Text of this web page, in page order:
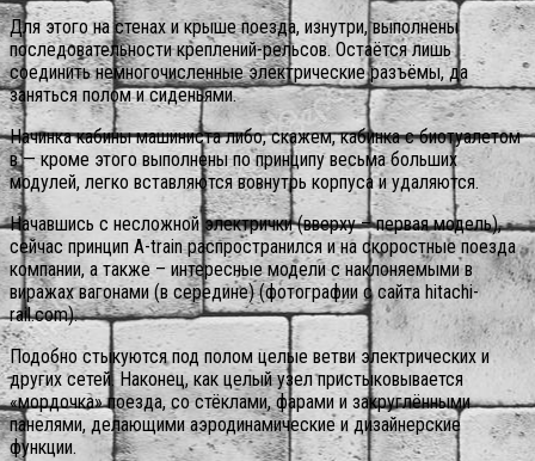
Для этого на стенах и крыше поезда, изнутри, выполнены
последовательности креплений-рельсов. Остаётся лишь
соединить немногочисленные электрические разъёмы, да
заняться полом и сиденьями.
Начинка кабины машиниста либо, скажем, кабинка с биотуалетом
в — кроме этого выполнены по принципу весьма больших
модулей, легко вставляются вовнутрь корпуса и удаляются.
Начавшись с несложной электрички (вверху – первая модель),
сейчас принцип A-train распространился и на скоростные поезда
компании, а также – интересные модели с наклоняемыми в
виражах вагонами (в середине) (фотографии с сайта hitachi-
rail.com).
Подобно стыкуются под полом целые ветви электрических и
других сетей. Наконец, как целый узел пристыковывается
«мордочка» поезда, со стёклами, фарами и закруглёнными
панелями, делающими аэродинамические и дизайнерские
функции.